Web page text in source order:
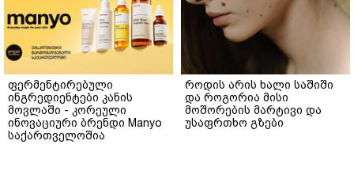
ფერმენტირებული
ინგრედიენტები კანის
მოვლაში - კორეული
ინოვაციური ბრენდი Manyo
საქართველოშია
როდის არის ხალი საშიში
და როგორია მისი
მოშორების მარტივი და
უსაფრთხო გზები